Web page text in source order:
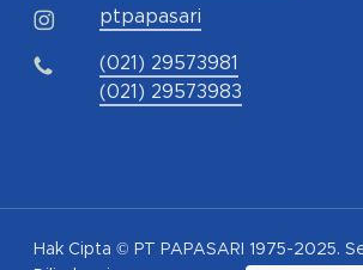
ptpapasari
(021) 29573981
(021) 29573983
Hak Cipta © PT PAPASARI 1975-2025.